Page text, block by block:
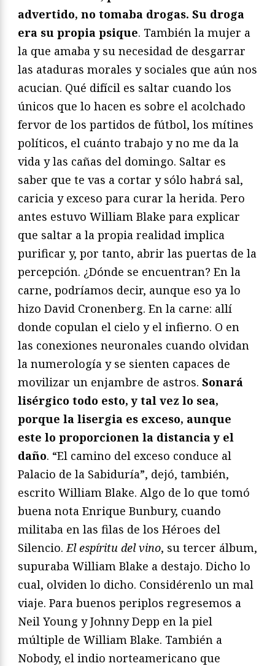
advertido, no tomaba drogas. Su droga
era su propia psique. También la mujer a
la que amaba y su necesidad de desgarrar
las ataduras morales y sociales que aún nos
acucian. Qué difícil es saltar cuando los
únicos que lo hacen es sobre el acolchado
fervor de los partidos de fútbol, los mítines
políticos, el cuánto trabajo y no me da la
vida y las cañas del domingo. Saltar es
saber que te vas a cortar y sólo habrá sal,
caricia y exceso para curar la herida. Pero
antes estuvo William Blake para explicar
que saltar a la propia realidad implica
purificar y, por tanto, abrir las puertas de la
percepción. ¿Dónde se encuentran? En la
carne, podríamos decir, aunque eso ya lo
hizo David Cronenberg. En la carne: allí
donde copulan el cielo y el infierno. O en
las conexiones neuronales cuando olvidan
la numerología y se sienten capaces de
movilizar un enjambre de astros. Sonará
lisérgico todo esto, y tal vez lo sea,
porque la lisergia es exceso, aunque
este lo proporcionen la distancia y el
daño. “El camino del exceso conduce al
Palacio de la Sabiduría”, dejó, también,
escrito William Blake. Algo de lo que tomó
buena nota Enrique Bunbury, cuando
militaba en las filas de los Héroes del
Silencio. El espíritu del vino, su tercer álbum,
supuraba William Blake a destajo. Dicho lo
cual, olviden lo dicho. Considérenlo un mal
viaje. Para buenos periplos regresemos a
Neil Young y Johnny Depp en la piel
múltiple de William Blake. También a
Nobody, el indio norteamericano que